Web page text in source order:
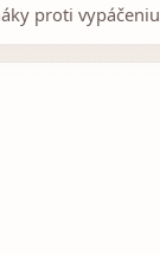
proti vypáčeniu